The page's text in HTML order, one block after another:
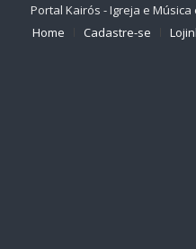
Portal Kairós - Igreja e Música
Home
Cadastre-se